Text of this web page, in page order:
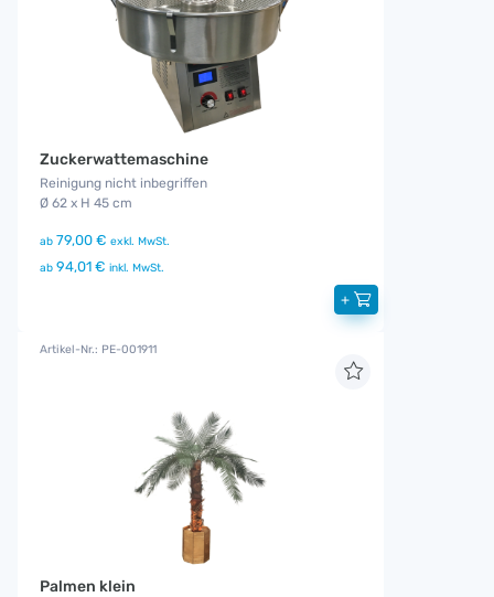
Zuckerwattemaschine
Reinigung nicht inbegriffen
Ø 62 x H 45 cm
ab 79,00 € exkl. MwSt.
ab 94,01 € inkl. MwSt.
+
Artikel-Nr.: PE-001911
Palmen klein